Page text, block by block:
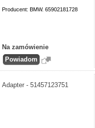
Producent: BMW. 65902181728
Na zamówienie
Adapter - 51457123751